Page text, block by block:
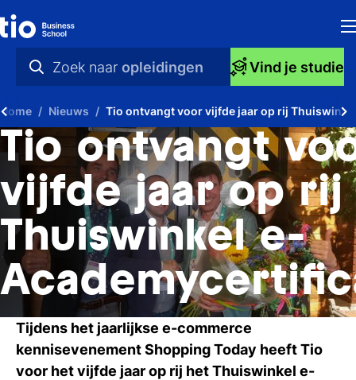
Zoek naar opleidingen
videos
nieuws
opleidingen
Vind je studie
Home Nieuws Tio ontvangt voor vijfde jaar op rij
Tio ontvangt
vijfde jaar op rij
Thuiswinkel e-
Tijdens het jaarlijkse e-commerce
kennisevenement Shopping Today heeft Tio
voor het vijfde jaar op rij het Thuiswinkel e-